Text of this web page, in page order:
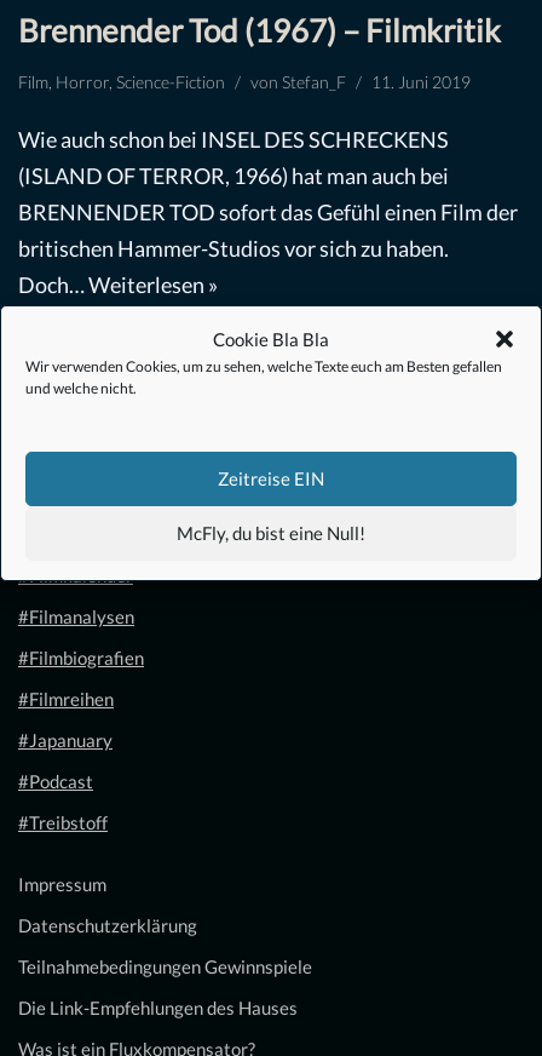
Cookie Bla Bla
Wir verwenden Cookies, um zu sehen, welche Texte euch am Besten gefallen
und welche nicht.
Zeitreise EIN
McFly, du bist eine Null!
Brennender Tod (1967) – Filmkritik
Film Horror Science-Fiction von Stefan_F 11. Juni 2019
Wie auch schon bei INSEL DES SCHRECKENS
(ISLAND OF TERROR, 1966) hat man auch bei
BRENNENDER TOD sofort das Gefühl einen Film der
britischen Hammer-Studios vor sich zu haben.
Doch…Weiterlesen »
#Filmanalysen
#Filmbiografien
#Filmreihen
#Japanuary
#Podcast
#Treibstoff
Impressum
Datenschutzerklärung
Teilnahmebedingungen Gewinnspiele
Die Link-Empfehlungen des Hauses
Was ist ein Fluxkompensator?